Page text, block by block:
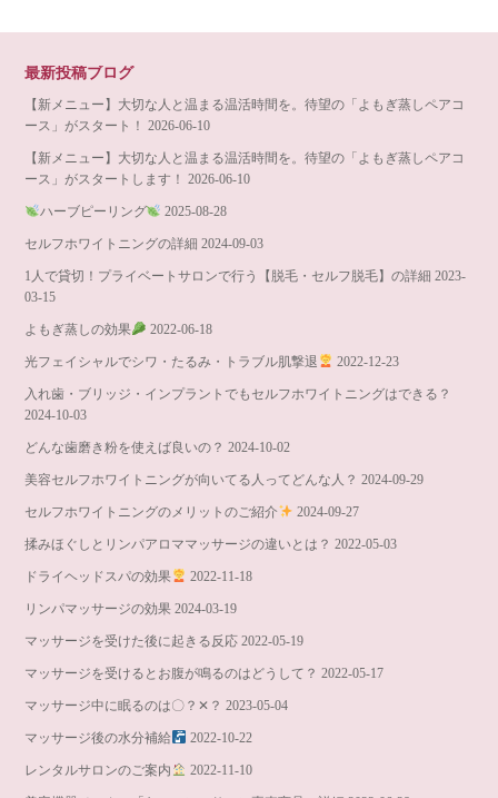
最新投稿ブログ
【新メニュー】大切な人と温まる温活時間を。待望の「よもぎ蒸しペアコ
ース」がスタート！ 2026-06-10
【新メニュー】大切な人と温まる温活時間を。待望の「よもぎ蒸しペアコ
ース」がスタートします！ 2026-06-10
ハーブピーリング 2025-08-28
セルフホワイトニングの詳細 2024-09-03
1人で貸切！プライベートサロンで行う【脱毛・セルフ脱毛】の詳細 2023-
03-15
よもぎ蒸しの効果 2022-06-18
光フェイシャルでシワ・たるみ・トラブル肌撃退 2022-12-23
入れ歯・ブリッジ・インプラントでもセルフホワイトニングはできる？
2024-10-03
どんな歯磨き粉を使えば良いの？ 2024-10-02
美容セルフホワイトニングが向いてる人ってどんな人？ 2024-09-29
セルフホワイトニングのメリットのご紹介 2024-09-27
揉みほぐしとリンパアロママッサージの違いとは？ 2022-05-03
ドライヘッドスパの効果 2022-11-18
リンパマッサージの効果 2024-03-19
マッサージを受けた後に起きる反応 2022-05-19
マッサージを受けるとお腹が鳴るのはどうして？ 2022-05-17
マッサージ中に眠るのは〇？✕？ 2023-05-04
マッサージ後の水分補給 2022-10-22
レンタルサロンのご案内 2022-11-10